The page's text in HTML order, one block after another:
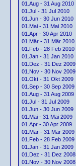
01.Aug - 31 Aug 2010
01.Jul - 31 Jul 2010
01.Jun - 30 Jun 2010
01.Mai - 31 Mai 2010
01.Apr - 30 Apr 2010
01.Mär - 31 Mär 2010
01.Feb - 28 Feb 2010
01.Jan - 31 Jan 2010
01.Dez - 31 Dez 2009
01.Nov - 30 Nov 2009
01.Okt - 31 Okt 2009
01.Sep - 30 Sep 2009
01.Aug - 31 Aug 2009
01.Jul - 31 Jul 2009
01.Jun - 30 Jun 2009
01.Mai - 31 Mai 2009
01.Apr - 30 Apr 2009
01.Mär - 31 Mär 2009
01.Feb - 28 Feb 2009
01.Jan - 31 Jan 2009
01.Dez - 31 Dez 2008
01.Nov - 30 Nov 2008